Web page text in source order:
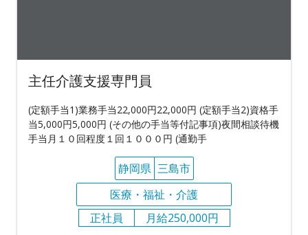
主任介護支援専門員
(定額手当1)業務手当22,000円22,000円 (定額手当2)資格手
当5,000円5,000円 (その他の手当等付記事項)夜間相談待機
手当月１０回程度１回１０００円 (通勤手
静岡県 三島市
医療・福祉・介護
正社員
月給250,000円